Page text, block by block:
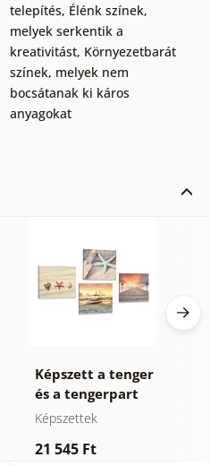
telepítés, Élénk színek,
melyek serkentik a
kreativitást, Környezetbarát
színek, melyek nem
bocsátanak ki káros
anyagokat
Képszett a tenger
és a tengerpart
kincsei
Képszettek
21 545 Ft